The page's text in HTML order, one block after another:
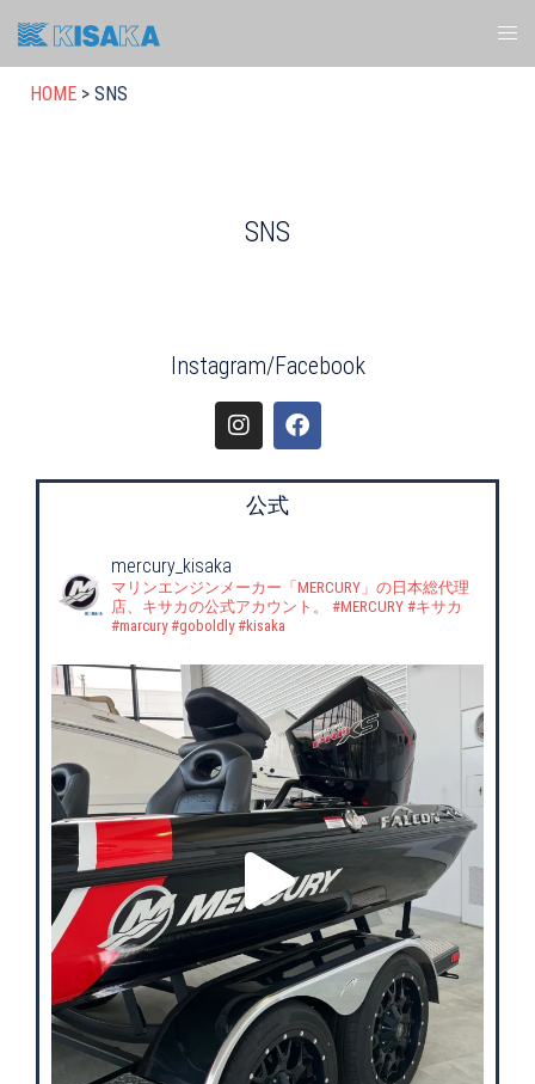
HOME > SNS
SNS
Instagram/Facebook
公式
mercury_kisaka
マリンエンジンメーカー「MERCURY」の日本総代理
店、キサカの公式アカウント。
#MERCURY #キサカ
#marcury #goboldly #kisaka